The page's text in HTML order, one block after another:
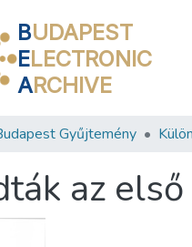
BUDAPEST
ELECTRONIC
ARCHIVE
Gyűjtemény
az